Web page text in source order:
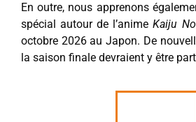
En outre, nous apprenons
spécial autour de l’animeKaiju
octobre 2026 au Japon. De
la saison finale devraient y être